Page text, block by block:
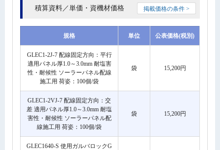
積算資料／単価・資機材価格 掲載価格の条件 >
規格 単位 公表価格(税別)
GLEC1-2J-7 配線固定方向：平行
適用パネル厚1.0～3.0mm 耐塩害
性・耐候性 ソーラーパネル配線
施工用 荷姿：100個/袋
袋 15,200円
GLEC1-2VJ-7 配線固定方向：交
差 適用パネル厚1.0～3.0mm 耐塩
害性・耐候性 ソーラーパネル配
線施工用 荷姿：100個/袋
袋 15,200円
GLEC1640-S 使用ガルバロックG